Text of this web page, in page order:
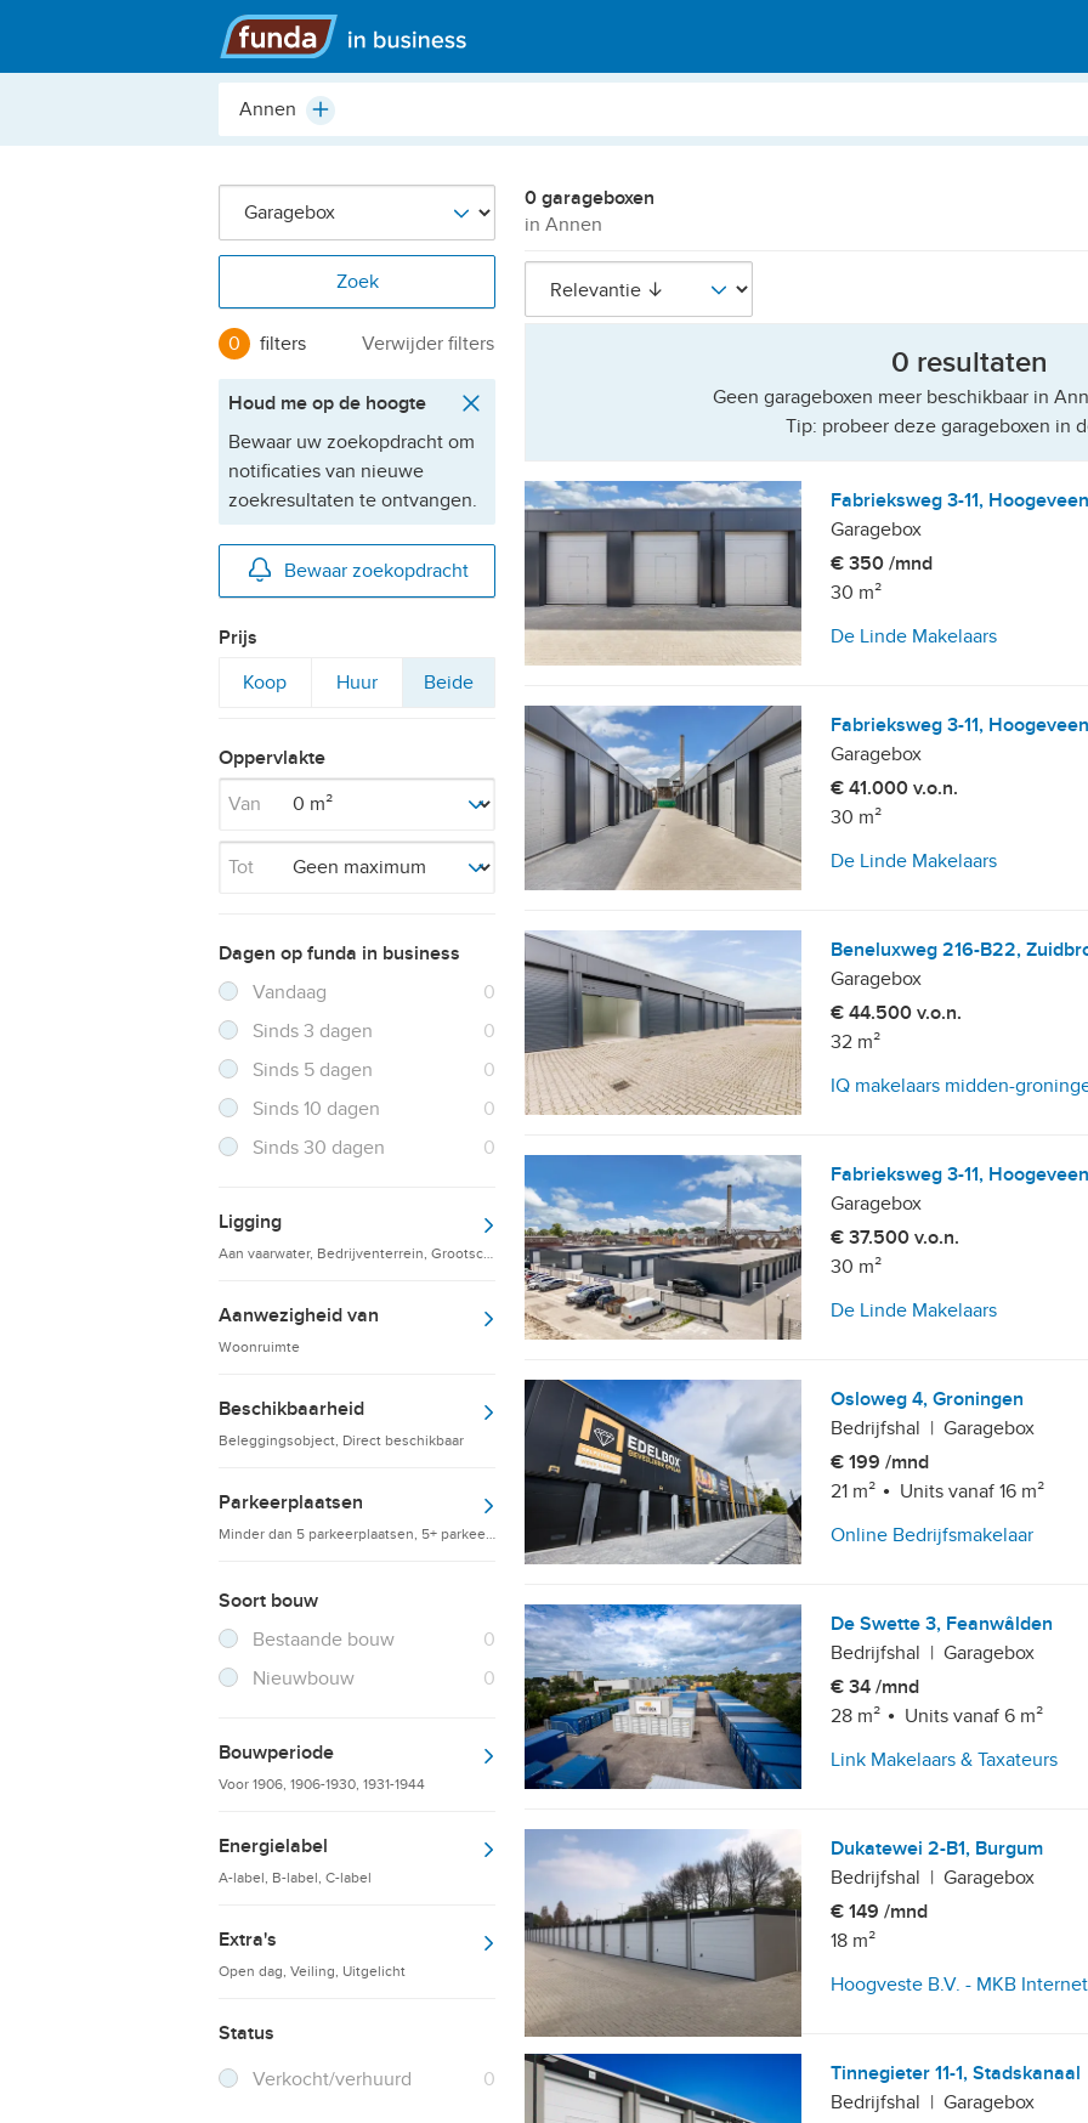
Hoofdmenu
Plaats,
etc.
Plus
Zoek
0 filters Verwijder filters
Houd me op de hoogte
Bewaar uw zoekopdracht om
notificaties van nieuwe
zoekresultaten te ontvangen.
Bewaar zoekopdracht
Prijs
Filter
Koop
Filter
Huur
Filter
op
Beide
Oppervlakte
Van
Tot
Dagen op funda in business
Filter verwijderen
Vandaag 0
Sinds 3 dagen
0
Sinds 5 dagen
0
Sinds 10 dagen
0
Sinds 30 dagen
0
Ligging
Aan vaarwater, Bedrijventerrein, Grootschalige detailhandelsvestigingen
Aanwezigheid van
Woonruimte
Beschikbaarheid
Beleggingsobject, Direct beschikbaar
Parkeerplaatsen
Minder dan 5 parkeerplaatsen, 5+ parkeerplaatsen, 10+ parkeerplaatsen
Soort bouw
Filter verwijderen
Bestaande bouw 0
Resultaten
Nieuwbouw
0
Resultaten
Bouwperiode
Voor 1906, 1906-1930, 1931-1944
Energielabel
A-label, B-label, C-label
Extra's
Open dag, Veiling, Uitgelicht
Status
Verkocht/verhuurd
0
0 garageboxen
in Annen
0 resultaten
Geen garageboxen meer beschikbaar in
Tip: probeer deze garageboxen in
Fabrieksweg 3-11, Hoogeveen
Garagebox
€ 350 /mnd
30 m²
De Linde Makelaars
Fabrieksweg 3-11, Hoogeveen
Garagebox
€ 41.000 v.o.n.
30 m²
De Linde Makelaars
Beneluxweg 216-B22,
Garagebox
€ 44.500 v.o.n.
32 m²
IQ makelaars midden-
Fabrieksweg 3-11, Hoogeveen
Garagebox
€ 37.500 v.o.n.
30 m²
De Linde Makelaars
Osloweg 4, Groningen
Bedrijfshal | Garagebox
€ 199 /mnd
21 m²
Units vanaf 16 m²
Online Bedrijfsmakelaar
De Swette 3, Feanwâlden
Bedrijfshal | Garagebox
€ 34 /mnd
28 m²
Units vanaf 6 m²
Link Makelaars & Taxateurs
Dukatewei 2-B1, Burgum
Bedrijfshal | Garagebox
€ 149 /mnd
18 m²
Hoogveste B.V. - MKB
Tinnegieter 11-1, Stadskanaal
Bedrijfshal | Garagebox